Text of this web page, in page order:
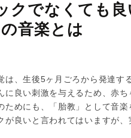
クでなくても
音楽とは
は、生後5ヶ月ごろから発達す
に良い刺激を与えるため、赤
ためにも、「胎教」として音
が良いと言われてはいますが